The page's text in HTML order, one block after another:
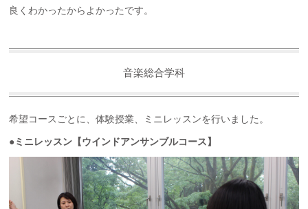
良くわかったからよかったです。
音楽総合学科
希望コースごとに、体験授業、ミニレッスンを行いました。
●ミニレッスン【ウインドアンサンブルコース】